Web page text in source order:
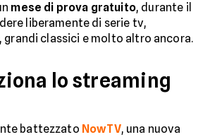
mese di prova gratuito, durante il
liberamente di serie tv,
grandi classici e molto altro ancora.
lo streaming
battezzato NowTV, una nuova